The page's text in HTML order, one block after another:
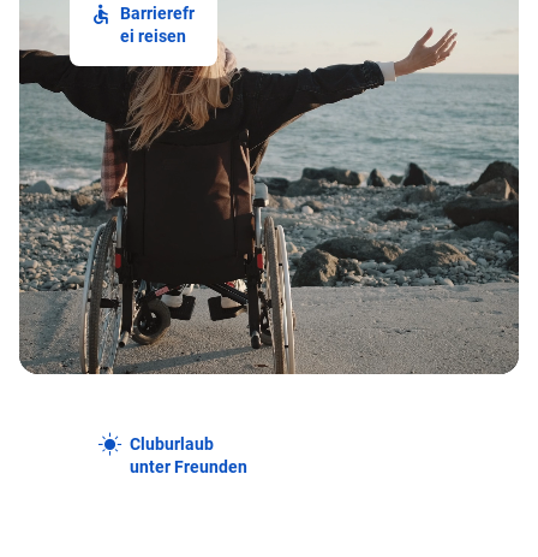
Barrierefr
ei reisen
Cluburlaub
unter Freunden